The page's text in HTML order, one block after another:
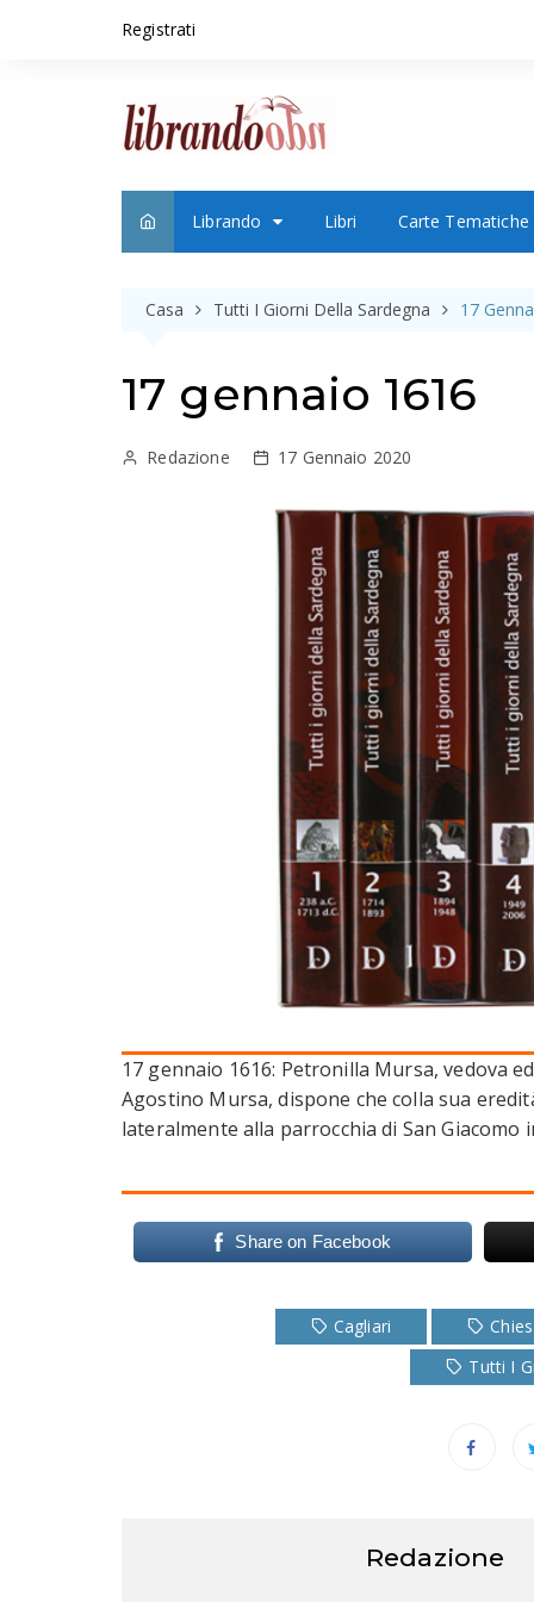
Registrati
Librando Libri Carte Tematiche
Casa Tutti I Giorni Della Sardegna 17
17 gennaio 1616
Redazione 17 Gennaio 2020
17 gennaio 1616: Petronilla Mursa, vedova
Agostino Mursa, dispone che colla sua
lateralmente alla parrocchia di San Giacomo
Share on Facebook
Cagliari
Tutti I
Redazione